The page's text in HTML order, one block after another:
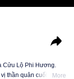
Cửu Lộ Phi Hương.
thần quân cuối cùng
More